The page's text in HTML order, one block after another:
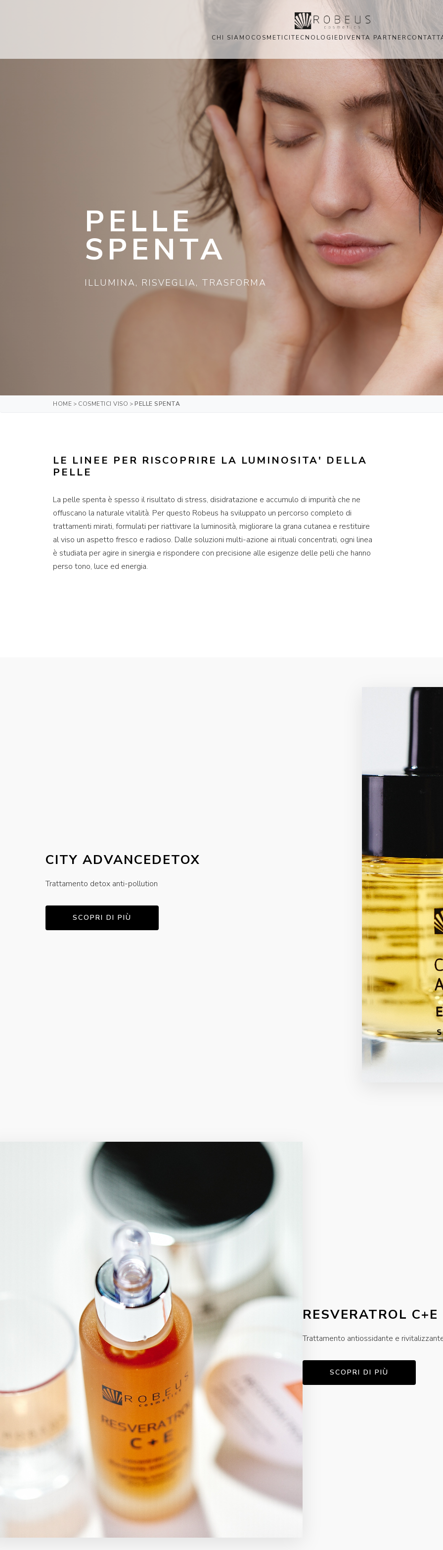
CHI SIAMO COSMETICITECNOLOGIEDIVENTA PARTNER
PELLE
SPENTA
ILLUMINA, RISVEGLIA, TRASFORMA
HOME > COSMETICI VISO > PELLE SPENTA
LE LINEE PER RISCOPRIRE LA LUMINOSITA' DELLA
PELLE
La pelle spenta è spesso il risultato di stress, disidratazione e accumulo di impurità che ne
offuscano la naturale vitalità. Per questo Robeus ha sviluppato un percorso completo di
trattamenti mirati, formulati per riattivare la luminosità, migliorare la grana cutanea e restituire
al viso un aspetto fresco e radioso. Dalle soluzioni multi-azione ai rituali concentrati, ogni linea
è studiata per agire in sinergia e rispondere con precisione alle esigenze delle pelli che hanno
perso tono, luce ed energia.
CITY ADVANCEDETOX
Trattamento detox anti-pollution
SCOPRI DI PIÙ
RESVERATROL C+E
Trattamento antiossidante e
SCOPRI DI PIÙ